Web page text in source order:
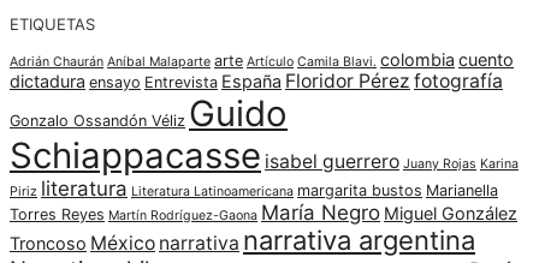
ETIQUETAS
Adrián Chaurán Aníbal Malaparte arte Artículo Camila Blavi. colombia cuento
dictadura ensayo Entrevista España Floridor Pérez fotografía
Gonzalo Ossandón Véliz Guido
Schiappacasse isabel guerrero Juany Rojas Karina
Piriz literatura Literatura Latinoamericana margarita bustos Marianella
Torres Reyes Martín Rodríguez-Gaona María Negro Miguel González
Troncoso México narrativa narrativa argentina